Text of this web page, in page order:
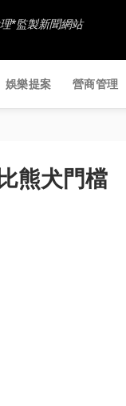
*監製新聞網站
娛樂提案 營商管理
熊犬門檔